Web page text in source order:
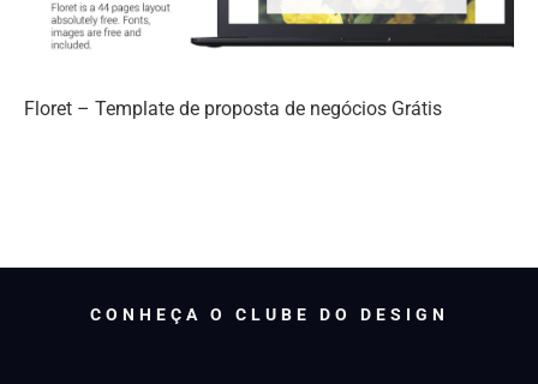
Floret – Template de proposta de negócios Grátis
CONHEÇA O CLUBE DO DESIGN